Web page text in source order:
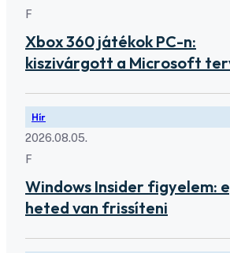
F
Xbox 360 játékok PC-n:
kiszivárgott a Microsoft
Hír
2026.08.05.
F
Windows Insider figyelem:
heted van frissíteni